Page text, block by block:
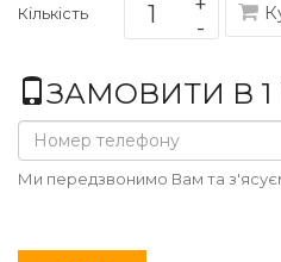
Кількість
ЗАМОВИТИ В 1
Ми передзвонимо Вам та